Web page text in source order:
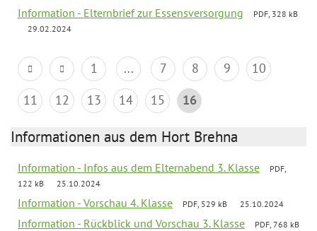
Information - Elternbrief zur Essensversorgung
PDF, 328 kB
29.02.2024
1 ... 7 8 9
10
11
12 13 14 15 16
Informationen aus dem Hort Brehna
Information - Infos aus dem Elternabend 3. Klasse
PDF,
122 kB
25.10.2024
Information - Vorschau 4. Klasse PDF, 529 kB 25.10.2024
Information - Rückblick und Vorschau 3. Klasse
PDF, 768 kB